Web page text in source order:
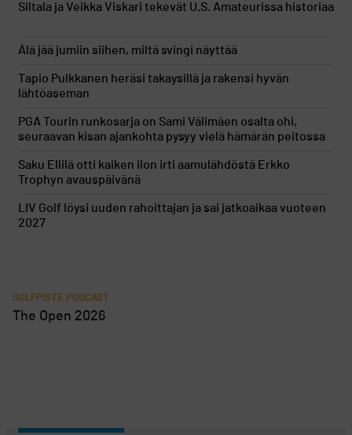
Siltala ja Veikka Viskari tekevät U.S. Amateurissa historiaa
Älä jää jumiin siihen, miltä svingi näyttää
Tapio Pulkkanen heräsi takaysillä ja rakensi hyvän
lähtöaseman
PGA Tourin runkosarja on Sami Välimäen osalta ohi,
seuraavan kisan ajankohta pysyy vielä hämärän peitossa
Saku Ellilä otti kaiken ilon irti aamulähdöstä Erkko
Trophyn avauspäivänä
LIV Golf löysi uuden rahoittajan ja sai jatkoaikaa vuoteen
2027
GOLFPISTE PODCAST
The Open 2026